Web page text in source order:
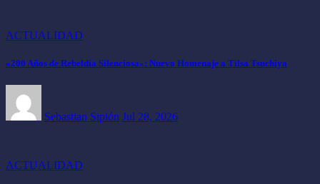
ACTUALIDAD
«200 Años de Rebeldía Silenciosa»: Nuevo Homenaje a Tilsa Tsuchiya
Sebastian Sipión Jul 28, 2026
ACTUALIDAD